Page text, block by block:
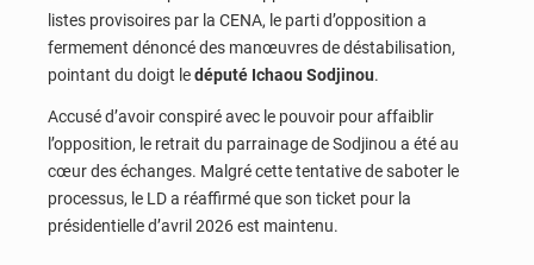
listes provisoires par la CENA, le parti d’opposition a
fermement dénoncé des manœuvres de déstabilisation,
pointant du doigt ledéputé Ichaou Sodjinou.
Accusé d’avoir conspiré avec le pouvoir pour affaiblir
l’opposition, le retrait du parrainage de Sodjinou a été au
cœur des échanges. Malgré cette tentative de saboter le
processus, le LD a réaffirmé que son ticket pour la
présidentielle d’avril 2026 est maintenu.